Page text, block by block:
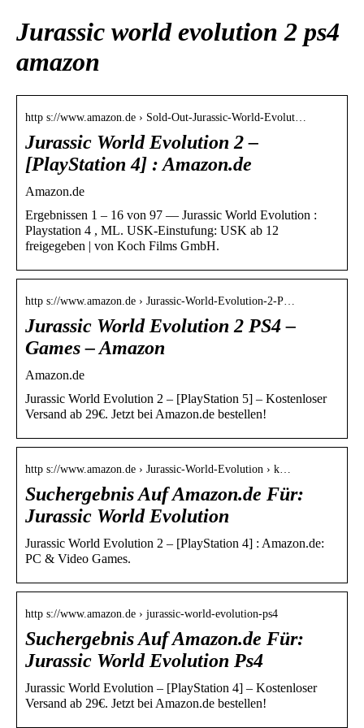
Jurassic world evolution 2 ps4
amazon
http s://www.amazon.de › Sold-Out-Jurassic-World-Evolut…
Jurassic World Evolution 2 –
[PlayStation 4] : Amazon.de
Amazon.de
Ergebnissen 1 – 16 von 97 — Jurassic World Evolution :
Playstation 4 , ML. USK-Einstufung: USK ab 12
freigegeben | von Koch Films GmbH.
http s://www.amazon.de › Jurassic-World-Evolution-2-P…
Jurassic World Evolution 2 PS4 –
Games – Amazon
Amazon.de
Jurassic World Evolution 2 – [PlayStation 5] – Kostenloser
Versand ab 29€. Jetzt bei Amazon.de bestellen!
http s://www.amazon.de › Jurassic-World-Evolution › k…
Suchergebnis Auf Amazon.de Für:
Jurassic World Evolution
Jurassic World Evolution 2 – [PlayStation 4] : Amazon.de:
PC & Video Games.
http s://www.amazon.de › jurassic-world-evolution-ps4
Suchergebnis Auf Amazon.de Für:
Jurassic World Evolution Ps4
Jurassic World Evolution – [PlayStation 4] – Kostenloser
Versand ab 29€. Jetzt bei Amazon.de bestellen!